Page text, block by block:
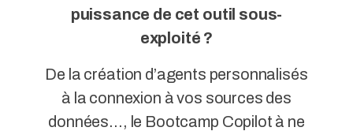
puissance de cet outil sous-
exploité ?
De la création d’agents personnalisés
à la connexion à vos sources des
données…, le Bootcamp Copilot à ne